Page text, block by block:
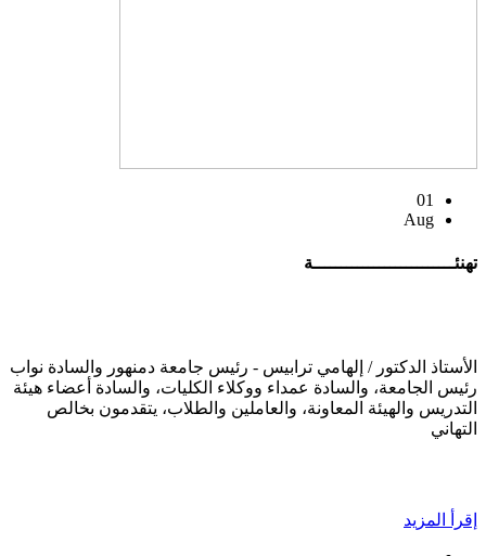
01
Aug
تهنئــــــــــــــــــــــــــة
الأستاذ الدكتور / إلهامي ترابيس - رئيس جامعة دمنهور والسادة نواب
رئيس الجامعة، والسادة عمداء ووكلاء الكليات، والسادة أعضاء هيئة
التدريس والهيئة المعاونة، والعاملين والطلاب، يتقدمون بخالص
التهاني
إقرأ المزيد